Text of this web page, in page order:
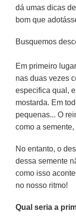
dá umas dicas
bom que
Busquemos
Em primeiro
nas duas vezes
especifica qual,
mostarda. Em
pequenas... O
como a
No entanto, o
dessa semente
como isso
no nosso ritmo!
Qual seria a